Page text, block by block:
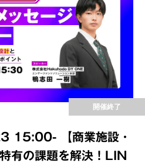
開催終了
15:00- 【商業施設・
有の課題を解決！LIN